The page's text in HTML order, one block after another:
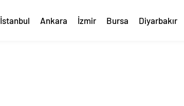
İstanbul Ankara İzmir Bursa Diyarbakır